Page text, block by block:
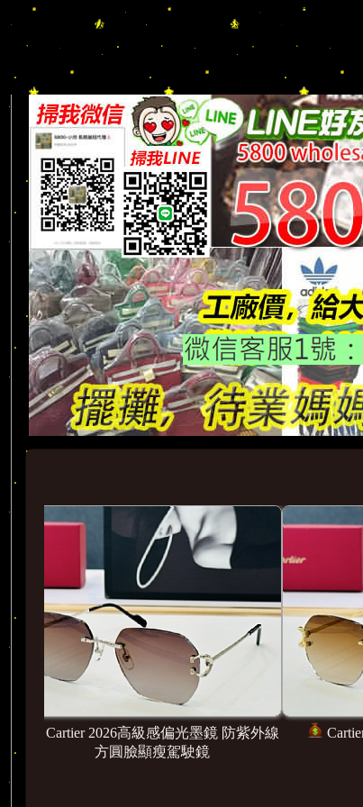
DESCENTE/LV/BURBERRY/GUCCI/PRADA/CHANEL/
皮革/背心/大衣/外套/長褲/短褲/鞋子/斜背包/兩用包/長
照夾/鑰匙包/化妝包/各類精品配件/一手貨源 工廠直營/
完整相簿款式下載：http://af5800cc.v.yupoo.com
Cartier 2026高級感偏光墨鏡 防紫外線
方圓臉顯瘦駕駛鏡